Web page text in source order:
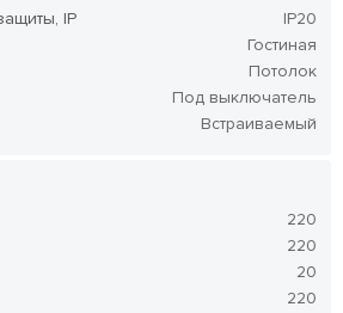
IP
IP20
Гостиная
Потолок
Под выключатель
Встраиваемый
220
220
20
220